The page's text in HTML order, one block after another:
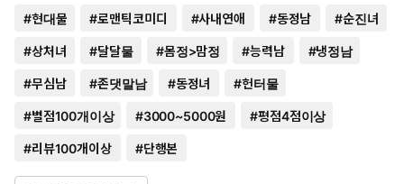
#현대물 #로맨틱코미디 #사내연애 #동정남 #순진녀
#상처녀 #달달물 #몸정>맘정 #능력남 #냉정남
#무심남 #존댓말남 #동정녀 #헌터물
#별점100개이상 #3000~5000원 #평점4점이상
#리뷰100개이상 #단행본